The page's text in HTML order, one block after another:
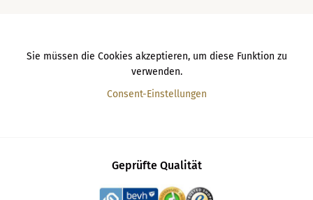
Sie müssen die Cookies akzeptieren, um diese Funktion zu
verwenden.
Consent-Einstellungen
Geprüfte Qualität